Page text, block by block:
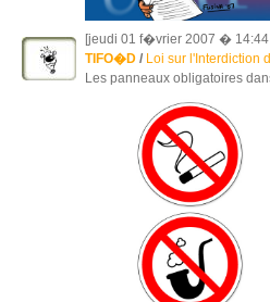
[jeudi 01 f�vrier 2007 �
TIFO�D/ Loi sur l'Interdiction
Les panneaux obligatoires